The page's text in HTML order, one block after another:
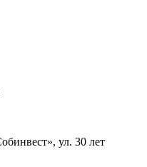
ул. 30 лет